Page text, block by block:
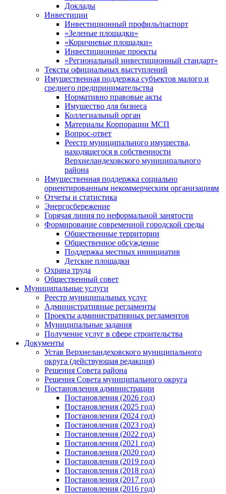
Доклады
Инвестиции
Инвестиционный профиль/паспорт
«Зеленые площадки»
«Коричневые площадки»
Инвестиционные проекты
«Региональный инвестиционный стандарт»
Тексты официальных выступлений
Имущественная поддержка субъектов малого и
среднего предпринимательства
Нормативно правовые акты
Имущество для бизнеса
Коллегиальный орган
Материалы Корпорации МСП
Вопрос-ответ
Реестр муниципального имущества,
находящегося в собственности
Верхнеландеховского муниципального
района
Имущественная поддержка социально
ориентированным некоммерческим организациям
Отчеты и статистика
Энергосбережение
Горячая линия по неформальной занятости
Формирование современной городской среды
Общественные территории
Общественное обсуждение
Поддержка местных иннициатив
Детские площадки
Охрана труда
Общественный совет
Муниципальные услуги
Реестр муниципальных услуг
Административные регламенты
Проекты административных регламентов
Муниципальные задания
Получение услуг в сфере строительства
Документы
Устав Верхнеландеховского муниципального
округа (действующая редакция)
Решения Совета района
Решения Совета муниципального округа
Постановления администрации
Постановления (2026 год)
Постановления (2025 год)
Постановления (2024 год)
Постановления (2023 год)
Постановления (2022 год)
Постановления (2021 год)
Постановления (2020 год)
Постановления (2019 год)
Постановления (2018 год)
Постановления (2017 год)
Постановления (2016 год)